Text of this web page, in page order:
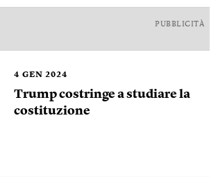
PUBBLICITÀ
4 GEN 2024
Trump costringe a studiare la
costituzione